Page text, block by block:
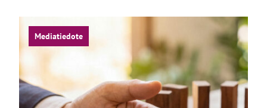
Mediatiedote